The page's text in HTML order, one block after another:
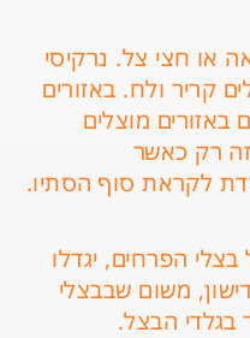
או חצי צל. נרקיסי
קריר ולח. באזורים
מוצלים
זה רק כאשר
לקראת סוף הסתיו.
בצלי הפרחים, יגדלו
משום שבבצלי
בגלדי הבצל.